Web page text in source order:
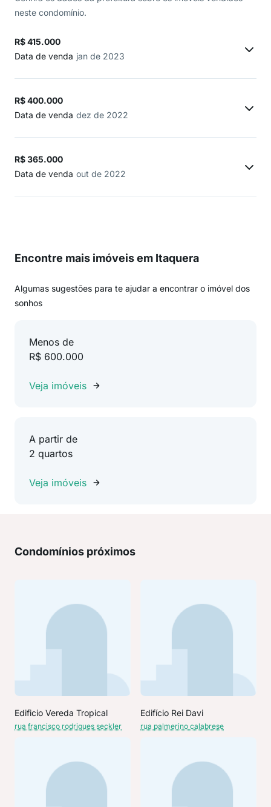
neste condomínio.
R$ 415.000
Data de venda jan de 2023
R$ 400.000
Data de venda dez de 2022
R$ 365.000
Data de venda out de 2022
Encontre mais imóveis em Itaquera
Algumas sugestões para te ajudar a encontrar o imóvel dos
sonhos
Menos de
R$ 600.000
Veja imóveis
A partir de
2 quartos
Veja imóveis
Condomínios próximos
Edificio Vereda Tropical
rua francisco rodrigues seckler
Edifício Rei Davi
rua palmerino calabrese